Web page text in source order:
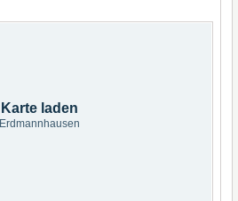
Karte laden
Erdmannhausen